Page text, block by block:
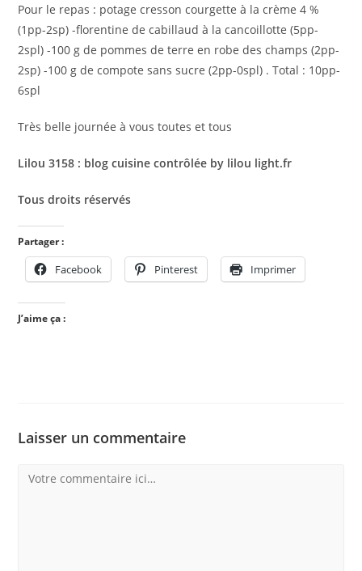
Pour le repas : potage cresson courgette à la crème 4 %
(1pp-2sp) -florentine de cabillaud à la cancoillotte (5pp-
2spl) -100 g de pommes de terre en robe des champs (2pp-
2sp) -100 g de compote sans sucre (2pp-0spl) . Total : 10pp-
6spl
Très belle journée à vous toutes et tous
Lilou 3158 : blog cuisine contrôlée by lilou light.fr
Tous droits réservés
Partager :
Facebook Pinterest Imprimer
J’aime ça :
Laisser un commentaire
Comment